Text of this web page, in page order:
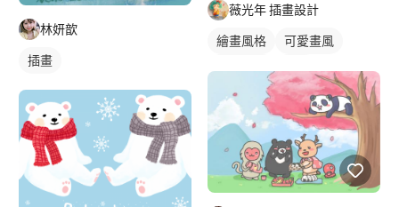
林妍歆
插畫
薇光年 插畫設計
繪畫風格
可愛畫風